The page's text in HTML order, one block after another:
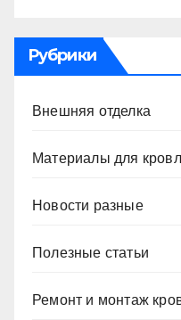
Рубрики
Внешняя отделка
Материалы для
Новости разные
Полезные статьи
Ремонт и монтаж